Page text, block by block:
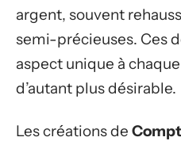
argent, souvent
semi-précieuses. Ces
aspect unique à
d’autant plus désirable.
Les créations de